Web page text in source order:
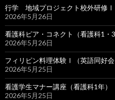
行学 地域プロジェクト校外研修Ⅰ
2026年5月26日
看護科ピア・コネクト（看護科1・3
2026年5月26日
フィリピン料理体験Ⅰ（英語同好会
2026年5月25日
看護学生マナー講座（看護科1年）
2026年5月25日